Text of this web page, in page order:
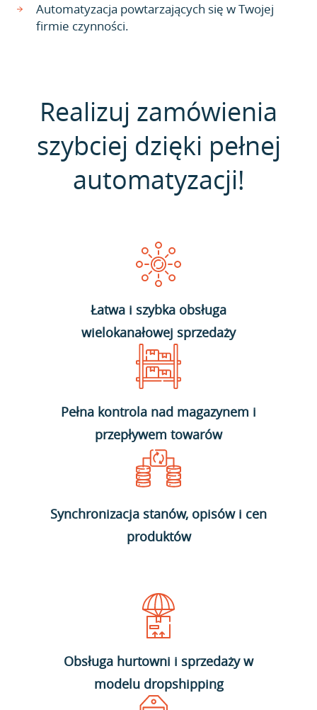
Automatyzacja powtarzających się w Twojej
firmie czynności.
Realizuj zamówienia
szybciej dzięki pełnej
automatyzacji!
Łatwa i szybka obsługa
wielokanałowej sprzedaży
Pełna kontrola nad magazynem i
przepływem towarów
Synchronizacja stanów, opisów i cen
produktów
Obsługa hurtowni i sprzedaży w
modelu dropshipping